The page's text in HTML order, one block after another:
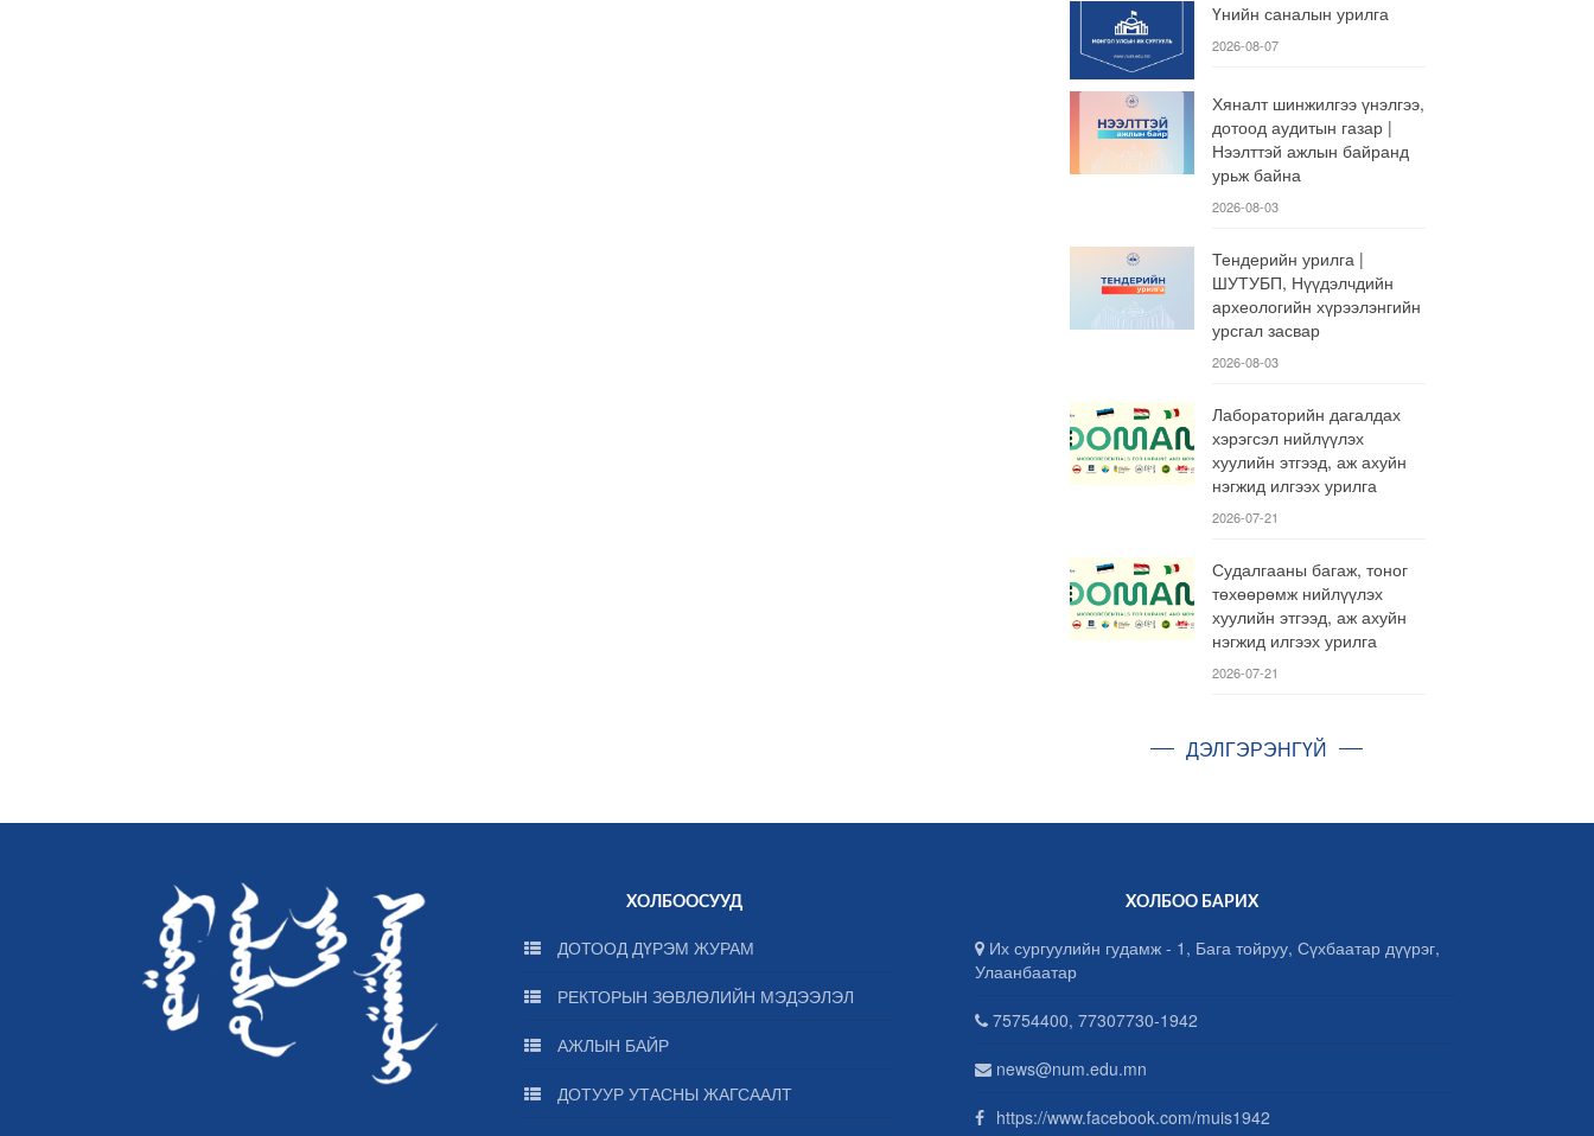
Үнийн саналын урилга
2026-08-07
Хяналт шинжилгээ үнэлгээ,
дотоод аудитын газар |
Нээлттэй ажлын байранд
урьж байна
2026-08-03
Тендерийн урилга |
ШУТУБП, Нүүдэлчдийн
археологийн хүрээлэнгийн
урсгал засвар
2026-08-03
Лабораторийн дагалдах
хэрэгсэл нийлүүлэх
хуулийн этгээд, аж ахуйн
нэгжид илгээх урилга
2026-07-21
Судалгааны багаж, тоног
төхөөрөмж нийлүүлэх
хуулийн этгээд, аж ахуйн
нэгжид илгээх урилга
2026-07-21
ДЭЛГЭРЭНГҮЙ
ХОЛБООСУУД
ДОТООД ДҮРЭМ ЖУРАМ
РЕКТОРЫН ЗӨВЛӨЛИЙН МЭДЭЭЛЭЛ
АЖЛЫН БАЙР
ДОТУУР УТАСНЫ ЖАГСААЛТ
ХОЛБОО БАРИХ
Их сургуулийн гудамж - 1, Бага тойруу, Сүхбаатар дүүрэг,
Улаанбаатар
75754400, 77307730-1942
news@num.edu.mn
https://www.facebook.com/muis1942